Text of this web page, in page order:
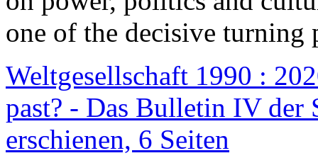
one of the decisive turning
Weltgesellschaft 1990 :
past? - Das Bulletin IV der
erschienen, 6 Seiten